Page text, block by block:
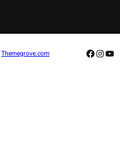
Themegrove.com